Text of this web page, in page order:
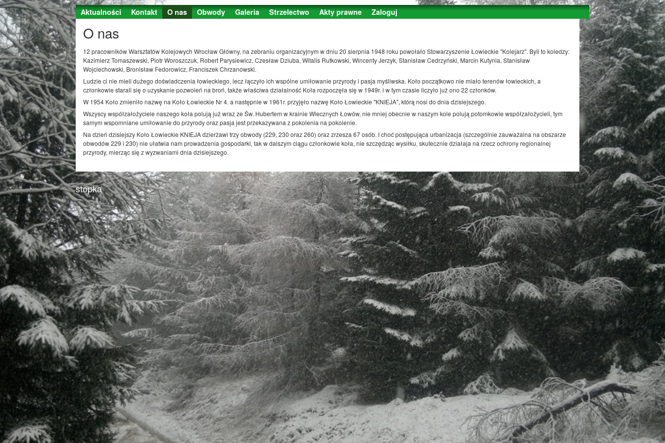
Jump to Content Aktualności Kontakt O nas Obwody Galeria Strzelectwo Akty prawne Zaloguj
O nas
12 pracowników Warsztatów Kolejowych Wrocław Główny, na zebraniu organizacyjnym w dniu 20 sierpnia 1948 roku powołało Stowarzyszenie Łowieckie "Kolejarz". Byli to koledzy:
Kazimierz Tomaszewski, Piotr Woroszczuk, Robert Parysiewicz, Czesław Dziuba, Witalis Rutkowski, Wincenty Jerzyk, Stanisław Cedrzyński, Marcin Kutynia, Stanisław
Wojciechowski, Bronisław Fedorowicz, Franciszek Chrzanowski.
Ludzie ci nie mieli dużego doświadczenia łowieckiego, lecz łączyło ich wspólne umiłowanie przyrody i pasja myśliwska. Koło początkowo nie miało terenów łowieckich, a
członkowie starali się o uzyskanie pozwoleń na broń, także właściwa działalność Koła rozpoczęła się w 1949r. i w tym czasie liczyło już ono 22 członków.
W 1954 Koło zmieniło nazwę na Koło Łowieckie Nr 4. a następnie w 1961r. przyjęło nazwę Koło Łowieckie "KNIEJA", którą nosi do dnia dzisiejszego.
Wszyscy współzałożyciele naszego koła polują już wraz ze Św. Hubertem w krainie Wiecznych Łowów, nie mniej obecnie w naszym kole polują potomkowie współzałożycieli, tym
samym wspomniane umiłowanie do przyrody oraz pasja jest przekazywana z pokolenia na pokolenie.
Na dzień dzisiejszy Koło Łowieckie KNIEJA dzierżawi trzy obwody (229, 230 oraz 260) oraz zrzesza 67 osób. I choć postępująca urbanizacja (szczególnie zauważalna na obszarze
obwodów 229 i 230) nie ułatwia nam prowadzenia gospodarki, tak w dalszym ciągu członkowie koła, nie szczędząc wysiłku, skutecznie działaja na rzecz ochrony regionalnej
przyrody, mierząc się z wyzwaniami dnia dzisiejszego.
stopka